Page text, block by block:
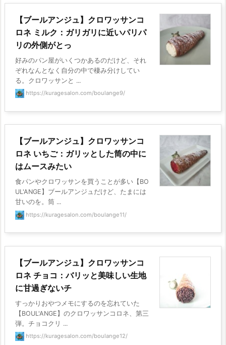
【ブールアンジュ】クロワッサンコ
ロネ ミルク：ガリガリに近いパリパ
リの外側がとっ
好みのパン屋がいくつかあるのだけど、それ
ぞれなんとなく自分の中で棲み分けしてい
る。クロワッサンと ...
https://kuragesalon.com/boulange9/
【ブールアンジュ】クロワッサンコ
ロネ いちご：ガリッとした筒の中に
はムースみたい
食パンやクロワッサンを買うことが多い【BO
UL'ANGE】ブールアンジュだけど、たまには
甘いのを。筒 ...
https://kuragesalon.com/boulange11/
【ブールアンジュ】クロワッサンコ
ロネ チョコ：バリッと美味しい生地
に甘過ぎないチ
すっかりおやつメモにするのを忘れていた
【BOUL'ANGE】のクロワッサンコロネ、第三
弾。チョコクリ ...
https://kuragesalon.com/boulange12/